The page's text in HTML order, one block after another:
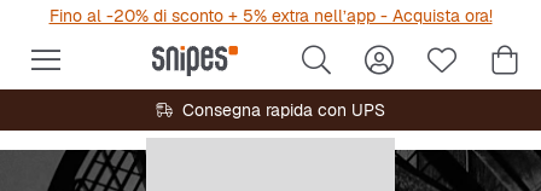
Fino al -20% di sconto + 5% extra nell’app - Acquista ora!
Consegna rapida con UPS